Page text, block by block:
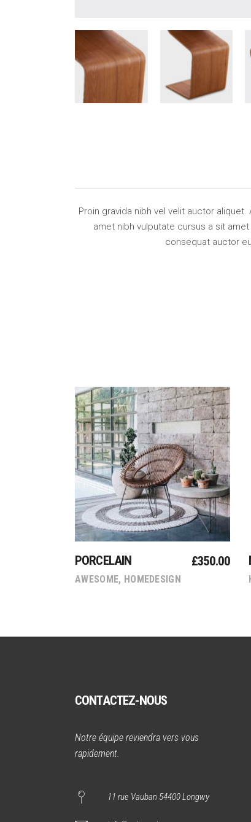
Proin gravida nibh vel velit auctor
amet nibh vulputate cursus a sit
consequat auctor
Ajouter Au Panier
PORCELAIN £350.00
AWESOME, HOMEDESIGN
CONTACTEZ-NOUS
Notre équipe reviendra vers vous
rapidement.
11 rue Vauban 54400 Longwy